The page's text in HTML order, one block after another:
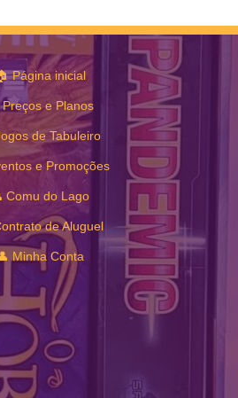
Página inicial
Preços e Planos
de Tabuleiro
e Promoções
Comu do Lago
de Aluguel
Minha Conta